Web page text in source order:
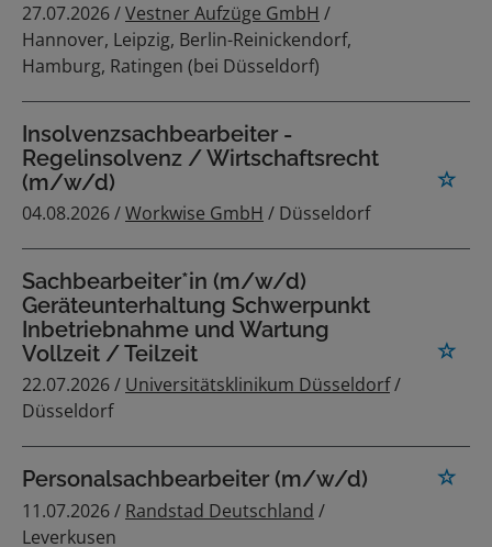
27.07.2026 /Vestner Aufzüge GmbH /
Hannover, Leipzig, Berlin-Reinickendorf,
Hamburg, Ratingen (bei Düsseldorf)
Insolvenzsachbearbeiter -
Regelinsolvenz / Wirtschaftsrecht
(m/w/d)
04.08.2026 /Workwise GmbH / Düsseldorf
Sachbearbeiter*in (m/w/d)
Geräteunterhaltung Schwerpunkt
Inbetriebnahme und Wartung
Vollzeit / Teilzeit
22.07.2026 / Universitätsklinikum Düsseldorf/
Düsseldorf
Personalsachbearbeiter (m/w/d)
11.07.2026 / Randstad Deutschland /
Leverkusen